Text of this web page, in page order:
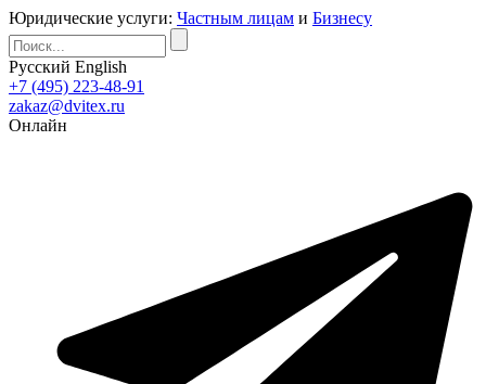
Юридические услуги: Частным лицам и Бизнесу
Русский English
+7 (495) 223-48-91
zakaz@dvitex.ru
Онлайн